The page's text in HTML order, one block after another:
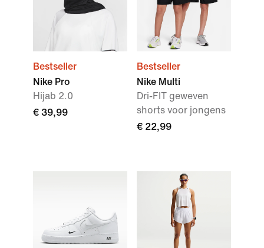
Bestseller
Nike Pro
Hijab 2.0
€ 39,99
Bestseller
Nike Multi
Dri-FIT geweven
shorts voor jongens
€ 22,99